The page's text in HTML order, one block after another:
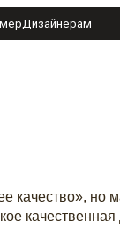
Дизайнерам
но